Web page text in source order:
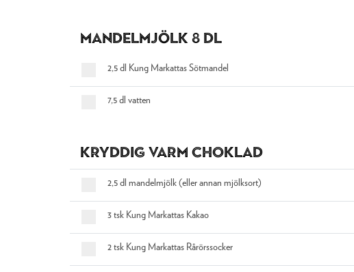
Mandelmjölk 8 dl
2,5 dl Kung Markattas Sötmandel
7,5 dl vatten
Kryddig varm choklad
2,5 dl mandelmjölk (eller annan mjölksort)
3 tsk Kung Markattas Kakao
2 tsk Kung Markattas Rårörssocker